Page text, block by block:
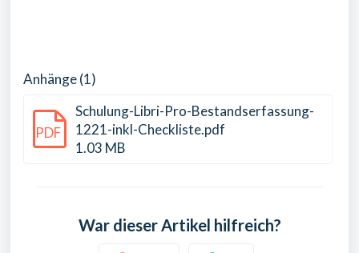
Anhänge (1)
PDF
Schulung-Libri-Pro-Bestandserfassung-
1221-inkl-Checkliste.pdf
1.03 MB
War dieser Artikel hilfreich?